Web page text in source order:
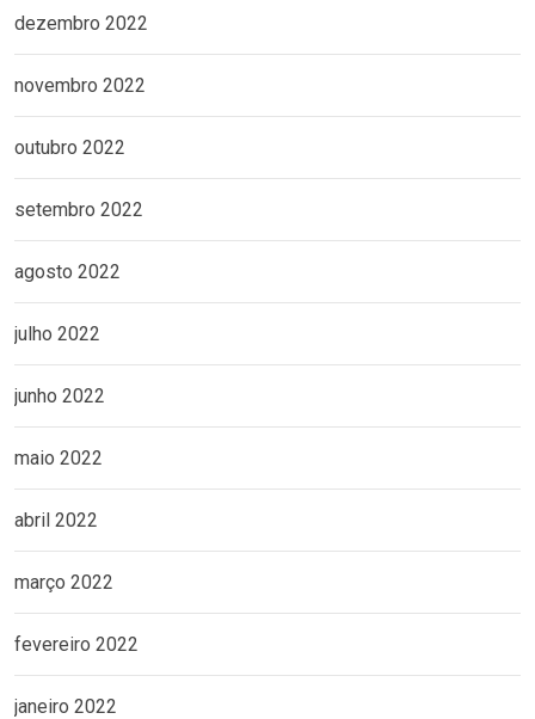
dezembro 2022
novembro 2022
outubro 2022
setembro 2022
agosto 2022
julho 2022
junho 2022
maio 2022
abril 2022
março 2022
fevereiro 2022
janeiro 2022